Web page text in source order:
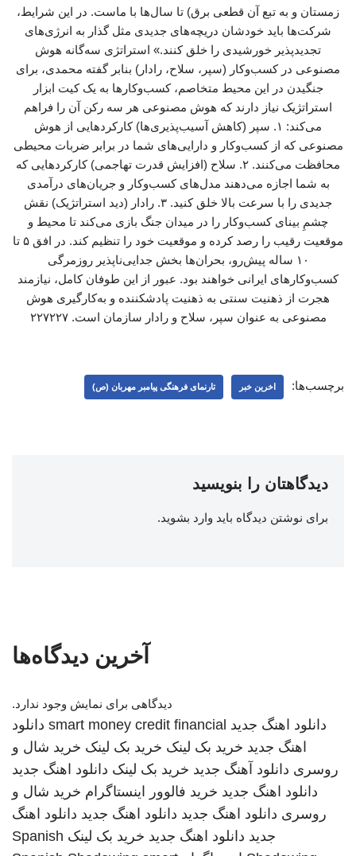
زمستان و به تبع آن قطعی برق) تا سال‌ها با ماست. در این شرایط،
شرکت‌ها باید خودشان دریچه‌های جدیدی مثل گذار به انرژی‌های
تجدیدپذیر خورشیدی را خلق کنند.» استراتژی سه‌گانه هوش
مصنوعی در کسب‌وکار (سپر، سلاح، رادار) بنابر گفته محمدی، برای
جنگیدن در این محیط متخاصم، کسب‌وکارها به یک کیت ابزار
استراتژیک نیاز دارند که هوش مصنوعی هر سه رکن آن را فراهم
می‌کند: ۱. سپر (کاهش آسیب‌پذیری‌ها) کارکردهایی از هوش
مصنوعی که از کسب‌وکار و دارایی‌های شما در برابر ضربات محیطی
محافظت می‌کنند. ۲. سلاح (افزایش قدرت تهاجمی) کارکردهایی که
به شما اجازه می‌دهند مدل‌های کسب‌وکار و جریان‌های درآمدی
جدیدی را با سرعت بالا خلق کنید. ۳. رادار (دید استراتژیک) نقش
چشمِ بینای کسب‌وکار را در میدان جنگ بازی می‌کند تا محیط و
موقعیت رقیب را رصد کرده و موقعیت خود را تنظیم کند. در افق ۵ تا
۱۰ ساله پیش‌رو، بحران‌ها بخش جدایی‌ناپذیر روزمرگی
کسب‌وکارهای ایرانی خواهند بود. عبور از این طوفان کامل، نیازمند
هجرت از ذهنیت سنتی به ذهنیت پادشکننده و به‌کارگیری هوش
مصنوعی به عنوان سپر، سلاح و رادار سازمان است. ۲۲۷۲۲۷
برچسب‌ها: اخرین خبر تارنمای فرهنگی پیامبر مهربان (ص)
دیدگاهتان را بنویسید
برای نوشتن دیدگاه باید وارد بشوید.
آخرین دیدگاه‌ها
دیدگاهی برای نمایش وجود ندارد.
دانلود اهنگ جدید smart money credit financial دانلود
اهنگ جدید خرید بک لینک خرید بک لینک خرید شال و
روسری دانلود آهنگ جدید خرید بک لینک دانلود اهنگ جدید
دانلود اهنگ جدید خرید فالوور اینستاگرام خرید شال و
روسری دانلود اهنگ جدید دانلود اهنگ جدید دانلود اهنگ
جدید دانلود اهنگ جدید خرید بک لینک Spanish